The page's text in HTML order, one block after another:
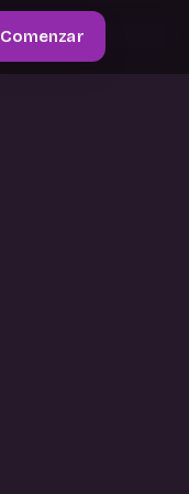
Comenzar